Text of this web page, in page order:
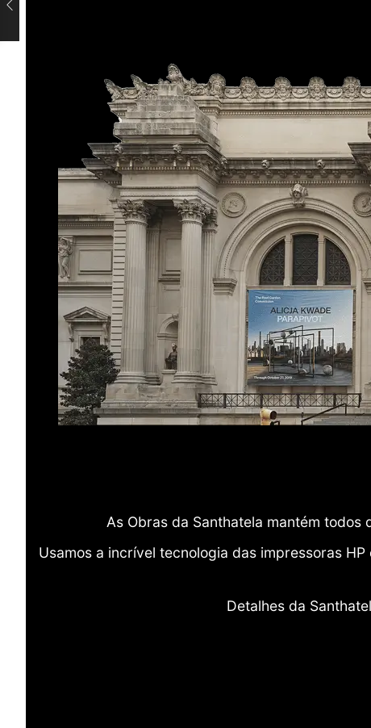
As Obras da Santhatela mantém
Usamos a incrível tecnologia das impressoras
Detalhes da